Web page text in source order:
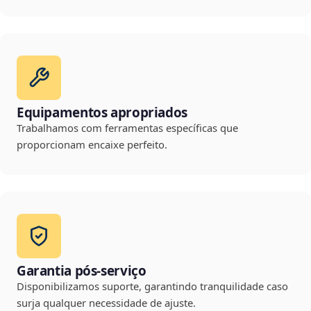
Equipamentos apropriados
Trabalhamos com ferramentas específicas que
proporcionam encaixe perfeito.
Garantia pós-serviço
Disponibilizamos suporte, garantindo tranquilidade caso
surja qualquer necessidade de ajuste.